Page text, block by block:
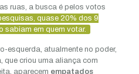
ruas, a busca é pelos votos
quase 20% dos 9
sabiam em quem votar.
esquerda, atualmente no poder,
que criou uma aliança com
aparecem empatados